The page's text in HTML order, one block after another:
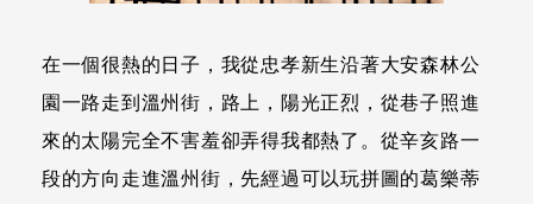
在一個很熱的日子，我從忠孝新生沿著大安森林公
園一路走到溫州街，路上，陽光正烈，從巷子照進
來的太陽完全不害羞卻弄得我都熱了。從辛亥路一
段的方向走進溫州街，先經過可以玩拼圖的葛樂蒂